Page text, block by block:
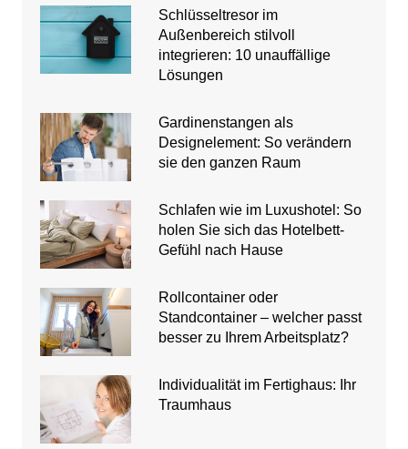
Schlüsseltresor im
Außenbereich stilvoll
integrieren: 10 unauffällige
Lösungen
Gardinenstangen als
Designelement: So verändern
sie den ganzen Raum
Schlafen wie im Luxushotel: So
holen Sie sich das Hotelbett-
Gefühl nach Hause
Rollcontainer oder
Standcontainer – welcher passt
besser zu Ihrem Arbeitsplatz?
Individualität im Fertighaus: Ihr
Traumhaus